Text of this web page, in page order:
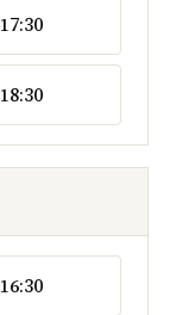
17:30
18:30
16:30